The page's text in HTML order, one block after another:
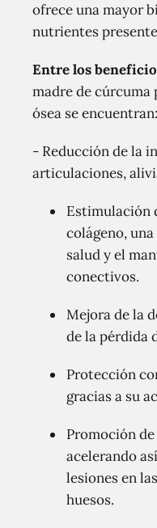
ofrece una mayor
nutrientes
Entre los
madre de cúrcuma
ósea se encuentran:
- Reducción de la
articulaciones,
Estimulación
colágeno,
salud y el
conectivos.
Mejora de la
de la pérdida
Protección
gracias a su
Promoción
acelerando
lesiones en
huesos.